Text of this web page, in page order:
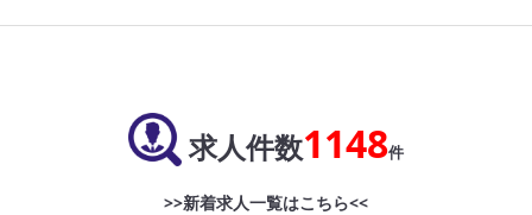
求人件数1148件
>>新着求人一覧はこちら<<